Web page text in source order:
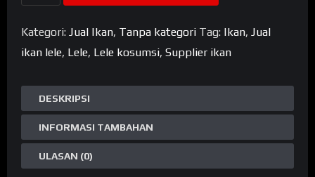
Gurame
Ungkep
Siap
Goreng
Kategori: Jual Ikan, Tanpa kategori Tag: Ikan, Jual
ikan lele, Lele, Lele kosumsi, Supplier ikan
DESKRIPSI
INFORMASI TAMBAHAN
ULASAN (0)